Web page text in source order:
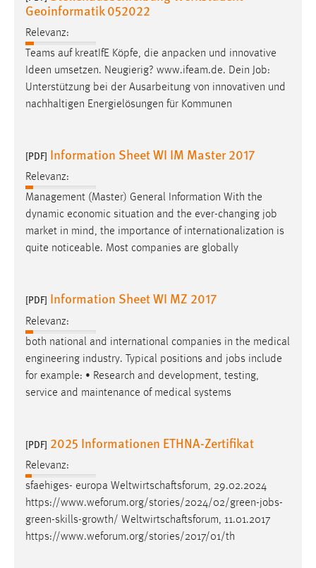
Geoinformatik 052022
Relevanz:
Teams auf kreatIfE Köpfe, die anpacken und innovative
Ideen umsetzen. Neugierig? www.ifeam.de. Dein Job:
Unterstützung bei der Ausarbeitung von innovativen und
nachhaltigen Energielösungen für Kommunen
[PDF] Information Sheet WI IM Master 2017
Relevanz:
Management (Master) General Information With the
dynamic economic situation and the ever-changing job
market in mind, the importance of internationalization is
quite noticeable. Most companies are globally
[PDF] Information Sheet WI MZ 2017
Relevanz:
both national and international companies in the medical
engineering industry. Typical positions and jobs include
for example: • Research and development, testing,
service and maintenance of medical systems
[PDF] 2025 Informationen ETHNA-Zertifikat
Relevanz:
sfaehiges- europa Weltwirtschaftsforum, 29.02.2024
https://www.weforum.org/stories/2024/02/green-jobs-
green-skills-growth/ Weltwirtschaftsforum, 11.01.2017
https://www.weforum.org/stories/2017/01/th
Name:
staticfilecache
Zweck:
Für performante Seitenauslieferung wird in diesem Cookie
Sprachpräferenz
site-language-preference
Zweck:
Das Cookie speichert die gewählte Sprache der Website.
Name:
MibewSessionID, MIBEW_UserID, mibew_locale, mibew-
chat-frame-style-5e9dbeb1811c0446
MibewSessionID, mibew-chat-frame-style-
5e9dbeb1811c0446 = Sitzungslaufzeit, mibew_locale = 3
Jahre, MIBEW_UserID = 1 Jahr
Login